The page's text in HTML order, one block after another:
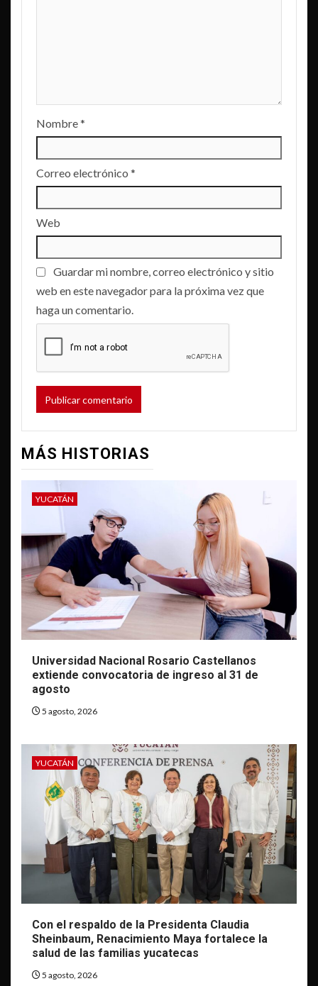
Nombre*
Correo electrónico *
Web
Guardar mi nombre, correo electrónico y sitio
web en este navegador para la próxima vez que
haga un comentario.
MÁS HISTORIAS
YUCATÁN
Universidad Nacional Rosario Castellanos
extiende convocatoria de ingreso al 31 de
agosto
5 agosto, 2026
YUCATÁN
Con el respaldo de la Presidenta Claudia
Sheinbaum, Renacimiento Maya fortalece la
salud de las familias yucatecas
5 agosto, 2026